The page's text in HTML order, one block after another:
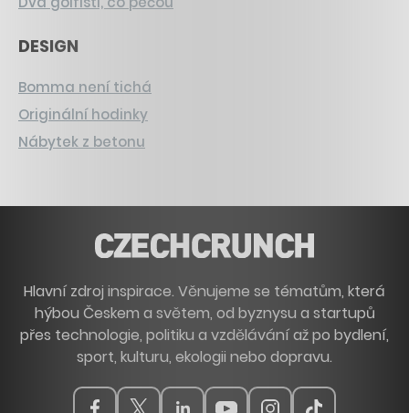
DESIGN
Bomma není tichá
Originální hodinky
Nábytek z betonu
Hlavní zdroj inspirace. Věnujeme se tématům, která
hýbou Českem a světem, od byznysu a startupů
přes technologie, politiku a vzdělávání až po bydlení,
sport, kulturu, ekologii nebo dopravu.